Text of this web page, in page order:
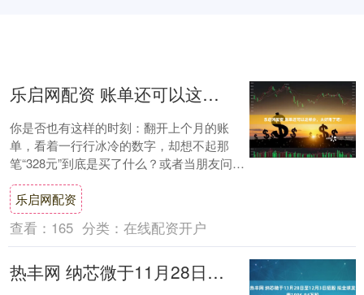
乐启网配资 账单还可以这样分，太好用了吧！
你是否也有这样的时刻：翻开上个月的账
单，看着一行行冰冷的数字，却想不起那
笔“328元”到底是买了什么？或者当朋友问
起“那家你推荐的餐厅叫什么”，你只能模糊
地记得....
乐启网配资
查看： 165 分类： 在线配资开户
热丰网 纳芯微于11月28日至12月3日招股 拟全球发售1906.84万股